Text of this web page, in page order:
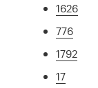
1626
776
1792
17